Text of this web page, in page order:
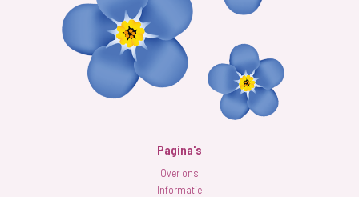
Pagina's
Over ons
Informatie